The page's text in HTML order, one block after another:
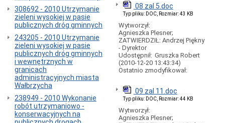
podstawa
prawna
Cennik
Abonamenty
parkingowe
OSOBY
NIEPEŁNOSPRAWNE
płatne
parkowanie
Opłaty
dodatkowe
308692 - 2010 Utrzymanie
zieleni wysokiej w pasie
publicznych dróg gminnych
243205 - 2010 Utrzymanie
zieleni wysokiej w pasie
publicznych dróg gminnych
i wewnętrznych w
granicach
administracyjnych miasta
Wałbrzycha
238949 - 2010 Wykonanie
robót utrzymaniowo -
konserwacyjnych na
08 zal 5.doc
Typ pliku: DOC, Rozmiar: 43 KB
Wytworzył:
Agnieszka Plesner;
ZATWIERDZIŁ: Andrzej Piękny
- Dyrektor
Udostępnił: Gruszka Robert
(2010-12-20 13:43:34)
Ostatnio zmodyfikował:
09 zal 11.doc
Typ pliku: DOC, Rozmiar: 44 KB
Wytworzył:
Agnieszka Plesner;